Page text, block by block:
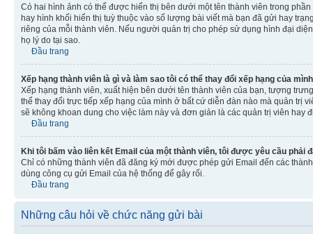
Có hai hình ảnh có thể được hiển thị bên dưới một tên thành viên trong
hay hình khối hiển thị tuỳ thuộc vào số lượng bài viết mà bạn đã gửi hay
riêng của mỗi thành viên. Nếu người quản trị cho phép sử dụng hình đại
họ lý do tại sao.
Đầu trang
Xếp hạng thành viên là gì và làm sao tôi có thể thay đổi xếp hạng của
Xếp hạng thành viên, xuất hiện bên dưới tên thành viên của bạn, tượng
thể thay đổi trực tiếp xếp hạng của mình ở bất cứ diễn đàn nào mà quản trị
sẽ không khoan dung cho việc làm này và đơn giản là các quản trị viên hay
Đầu trang
Khi tôi bấm vào liên kết Email của một thành viên, tôi được yêu cầu phải
Chỉ có những thành viên đã đăng ký mới được phép gửi Email đến các
dùng công cụ gửi Email của hệ thống để gây rối.
Đầu trang
Những câu hỏi về chức năng gửi bài